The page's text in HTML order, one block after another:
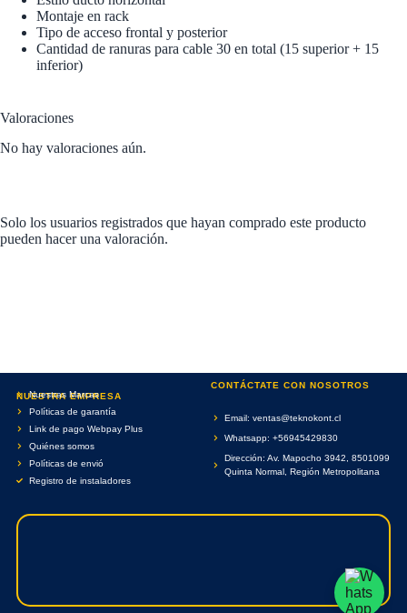
Montaje en rack
Tipo de acceso frontal y posterior
Cantidad de ranuras para cable 30 en total (15 superior + 15
inferior)
Valoraciones
No hay valoraciones aún.
Solo los usuarios registrados que hayan comprado este producto
pueden hacer una valoración.
NUESTRA EMPRESA
Nuestras Marcas
Políticas de garantía
Link de pago Webpay Plus
Quiénes somos
Políticas de envió
Registro de instaladores
CONTÁCTATE CON NOSOTROS
Email: ventas@teknokont.cl
Whatsapp: +56945429830
Dirección: Av. Mapocho 3942, 8501099
Quinta Normal, Región Metropolitana